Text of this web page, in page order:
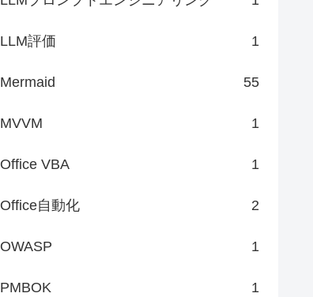
LLM評価 1
Mermaid 55
MVVM 1
Office VBA 1
Office自動化 2
OWASP 1
PMBOK 1